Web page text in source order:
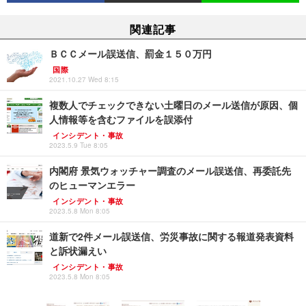
関連記事
ＢＣＣメール誤送信、罰金１５０万円
国際
2021.10.27 Wed 8:15
複数人でチェックできない土曜日のメール送信が原因、個
人情報等を含むファイルを誤添付
インシデント・事故
2023.5.9 Tue 8:05
内閣府 景気ウォッチャー調査のメール誤送信、再委託先
のヒューマンエラー
インシデント・事故
2023.5.8 Mon 8:05
道新で2件メール誤送信、労災事故に関する報道発表資料
と訴状漏えい
インシデント・事故
2023.5.8 Mon 8:05